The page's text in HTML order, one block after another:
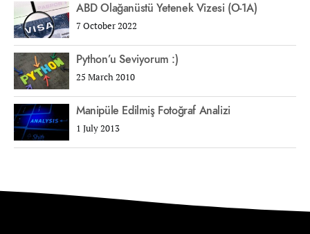
ABD Olağanüstü Yetenek Vizesi (O-1A)
7 October 2022
Python’u Seviyorum :)
25 March 2010
Manipüle Edilmiş Fotoğraf Analizi
1 July 2013